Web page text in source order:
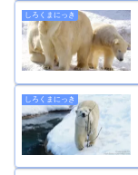
しろくまにっき
しろくまにっき